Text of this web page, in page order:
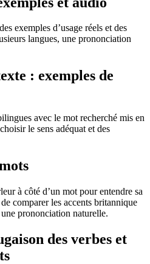
exemples d’usage réels et des
langues, une prononciation
: exemples de
avec le mot recherché mis en
le sens adéquat et des
à côté d’un mot pour entendre sa
comparer les accents britannique
prononciation naturelle.
des verbes et